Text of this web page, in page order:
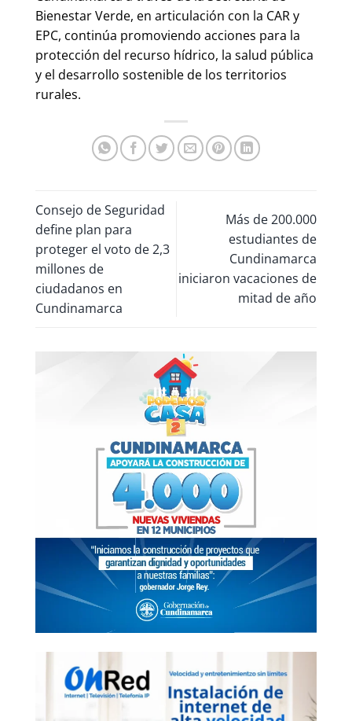
Bienestar Verde, en articulación con la CAR y
EPC, continúa promoviendo acciones para la
protección del recurso hídrico, la salud pública
y el desarrollo sostenible de los territorios
rurales.
Consejo de Seguridad
define plan para
proteger el voto de 2,3
millones de
ciudadanos en
Cundinamarca
Más de 200.000
estudiantes de
Cundinamarca
iniciaron vacaciones de
mitad de año